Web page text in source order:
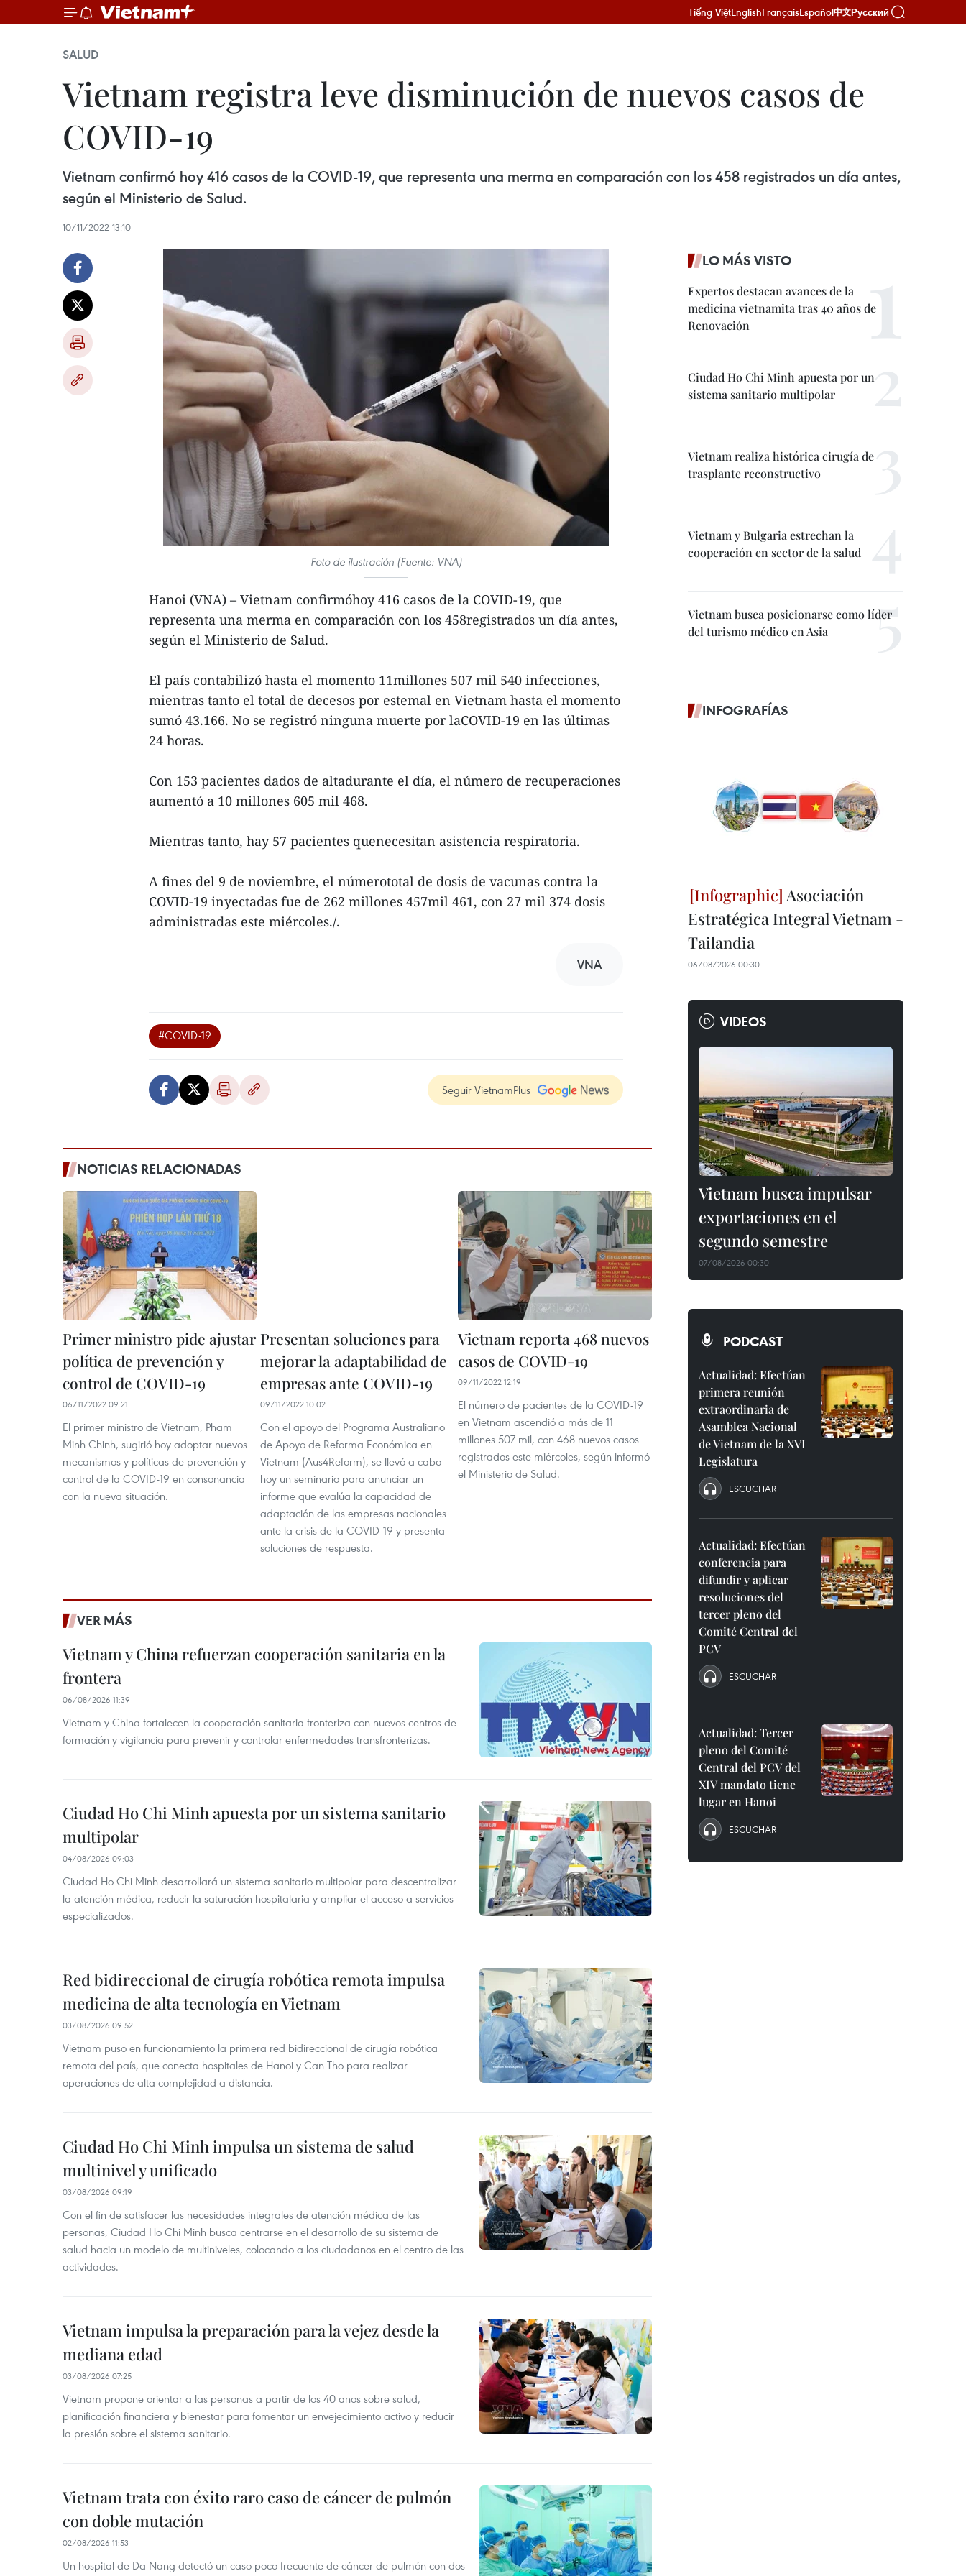
Tiếng ViệtEnglishFrançaisEspañol中文Русский
SALUD
Vietnam registra leve disminución de nuevos casos de
COVID-19
Vietnam confirmó hoy 416 casos de la COVID-19, que representa una merma en comparación con los 458 registrados un día antes,
según el Ministerio de Salud.
10/11/2022 13:10
Foto de ilustración (Fuente: VNA)
Hanoi (VNA) – Vietnam confirmóhoy 416 casos de la COVID-19, que
representa una merma en comparación con los 458registrados un día antes,
según el Ministerio de Salud.
El país contabilizó hasta el momento 11millones 507 mil 540 infecciones,
mientras tanto el total de decesos por estemal en Vietnam hasta el momento
sumó 43.166. No se registró ninguna muerte por laCOVID-19 en las últimas
24 horas.
Con 153 pacientes dados de altadurante el día, el número de recuperaciones
aumentó a 10 millones 605 mil 468.
Mientras tanto, hay 57 pacientes quenecesitan asistencia respiratoria.
A fines del 9 de noviembre, el númerototal de dosis de vacunas contra la
COVID-19 inyectadas fue de 262 millones 457mil 461, con 27 mil 374 dosis
administradas este miércoles./.
VNA
#COVID-19
Seguir VietnamPlus
NOTICIAS RELACIONADAS
Primer ministro pide ajustar
política de prevención y
control de COVID-19
06/11/2022 09:21
El primer ministro de Vietnam, Pham
Minh Chinh, sugirió hoy adoptar nuevos
mecanismos y políticas de prevención y
control de la COVID-19 en consonancia
con la nueva situación.
Presentan soluciones para
mejorar la adaptabilidad de
empresas ante COVID-19
09/11/2022 10:02
Con el apoyo del Programa Australiano
de Apoyo de Reforma Económica en
Vietnam (Aus4Reform), se llevó a cabo
hoy un seminario para anunciar un
informe que evalúa la capacidad de
adaptación de las empresas nacionales
ante la crisis de la COVID-19 y presenta
soluciones de respuesta.
Vietnam reporta 468 nuevos
casos de COVID-19
09/11/2022 12:19
El número de pacientes de la COVID-19
en Vietnam ascendió a más de 11
millones 507 mil, con 468 nuevos casos
registrados este miércoles, según informó
el Ministerio de Salud.
VER MÁS
Vietnam y China refuerzan cooperación sanitaria en la
frontera
06/08/2026 11:39
Vietnam y China fortalecen la cooperación sanitaria fronteriza con nuevos centros de
formación y vigilancia para prevenir y controlar enfermedades transfronterizas.
Ciudad Ho Chi Minh apuesta por un sistema sanitario
multipolar
04/08/2026 09:03
Ciudad Ho Chi Minh desarrollará un sistema sanitario multipolar para descentralizar
la atención médica, reducir la saturación hospitalaria y ampliar el acceso a servicios
especializados.
Red bidireccional de cirugía robótica remota impulsa
medicina de alta tecnología en Vietnam
03/08/2026 09:52
Vietnam puso en funcionamiento la primera red bidireccional de cirugía robótica
remota del país, que conecta hospitales de Hanoi y Can Tho para realizar
operaciones de alta complejidad a distancia.
Ciudad Ho Chi Minh impulsa un sistema de salud
multinivel y unificado
03/08/2026 09:19
Con el fin de satisfacer las necesidades integrales de atención médica de las
personas, Ciudad Ho Chi Minh busca centrarse en el desarrollo de su sistema de
salud hacia un modelo de multiniveles, colocando a los ciudadanos en el centro de las
actividades.
Vietnam impulsa la preparación para la vejez desde la
mediana edad
03/08/2026 07:25
Vietnam propone orientar a las personas a partir de los 40 años sobre salud,
planificación financiera y bienestar para fomentar un envejecimiento activo y reducir
la presión sobre el sistema sanitario.
Vietnam trata con éxito raro caso de cáncer de pulmón
con doble mutación
02/08/2026 11:53
Un hospital de Da Nang detectó un caso poco frecuente de cáncer de pulmón con dos
LO MÁS VISTO
Expertos destacan avances de la
medicina vietnamita tras 40 años de
Renovación
Ciudad Ho Chi Minh apuesta por un
sistema sanitario multipolar
Vietnam realiza histórica cirugía de
trasplante reconstructivo
Vietnam y Bulgaria estrechan la
cooperación en sector de la salud
Vietnam busca posicionarse como líder
del turismo médico en Asia
INFOGRAFÍAS
Asociación
Estratégica Integral Vietnam -
Tailandia
06/08/2026 00:30
VIDEOS
Vietnam busca impulsar
exportaciones en el
segundo semestre
07/08/2026 00:30
PODCAST
Actualidad: Efectúan
primera reunión
extraordinaria de
Asamblea Nacional
de Vietnam de la XVI
Legislatura
ESCUCHAR
Actualidad: Efectúan
conferencia para
difundir y aplicar
resoluciones del
tercer pleno del
Comité Central del
PCV
ESCUCHAR
Actualidad: Tercer
pleno del Comité
Central del PCV del
XIV mandato tiene
lugar en Hanoi
ESCUCHAR